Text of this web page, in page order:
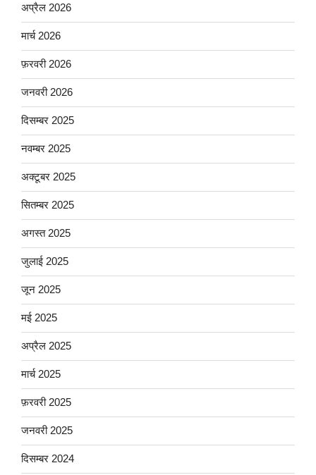
अप्रैल 2026
मार्च 2026
फ़रवरी 2026
जनवरी 2026
दिसम्बर 2025
नवम्बर 2025
अक्टूबर 2025
सितम्बर 2025
अगस्त 2025
जुलाई 2025
जून 2025
मई 2025
अप्रैल 2025
मार्च 2025
फ़रवरी 2025
जनवरी 2025
दिसम्बर 2024